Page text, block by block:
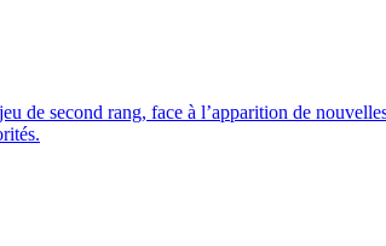
de second rang, face à l’apparition de